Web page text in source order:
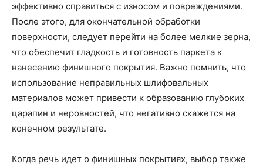
эффективно справиться с износом и повреждениями.
После этого, для окончательной обработки
поверхности, следует перейти на более мелкие зерна,
что обеспечит гладкость и готовность паркета к
нанесению финишного покрытия. Важно помнить, что
использование неправильных шлифовальных
материалов может привести к образованию глубоких
царапин и неровностей, что негативно скажется на
конечном результате.
Когда речь идет о финишных покрытиях, выбор также